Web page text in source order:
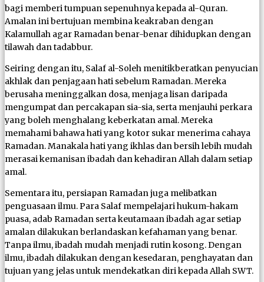
bagi memberi tumpuan sepenuhnya kepada al-Quran.
Amalan ini bertujuan membina keakraban dengan
Kalamullah agar Ramadan benar-benar dihidupkan dengan
tilawah dan tadabbur.
Seiring dengan itu, Salaf al-Soleh menitikberatkan penyucian
akhlak dan penjagaan hati sebelum Ramadan. Mereka
berusaha meninggalkan dosa, menjaga lisan daripada
mengumpat dan percakapan sia-sia, serta menjauhi perkara
yang boleh menghalang keberkatan amal. Mereka
memahami bahawa hati yang kotor sukar menerima cahaya
Ramadan. Manakala hati yang ikhlas dan bersih lebih mudah
merasai kemanisan ibadah dan kehadiran Allah dalam setiap
amal.
Sementara itu, persiapan Ramadan juga melibatkan
penguasaan ilmu. Para Salaf mempelajari hukum-hakam
puasa, adab Ramadan serta keutamaan ibadah agar setiap
amalan dilakukan berlandaskan kefahaman yang benar.
Tanpa ilmu, ibadah mudah menjadi rutin kosong. Dengan
ilmu, ibadah dilakukan dengan kesedaran, penghayatan dan
tujuan yang jelas untuk mendekatkan diri kepada Allah SWT.